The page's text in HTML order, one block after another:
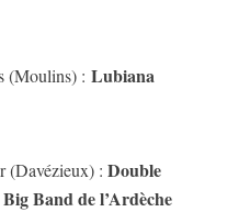
(Moulins) : Lubiana
(Davézieux) : Double
Band de l’Ardèche